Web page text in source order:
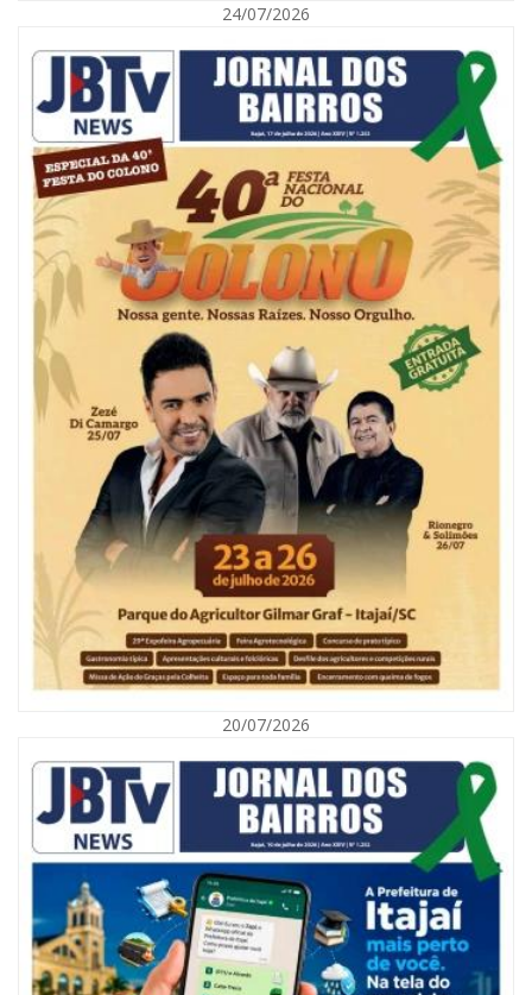
06/08/2026 | 10:04
Ação oferece testes rápidos para HIV, sífilis e hepatites nesta quinta (6) e
sexta-feira (7)
GERAL
24/07/2026
20/07/2026